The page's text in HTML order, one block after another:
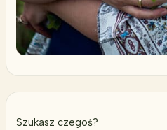
Szukasz czegoś?